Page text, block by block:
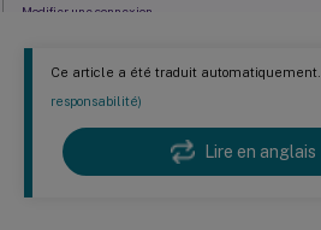
Ce article a été traduit automatiquement.
responsabilité)
Lire en anglais
Modifier une connexion
URL du point de terminaison de service
Plus d’informations